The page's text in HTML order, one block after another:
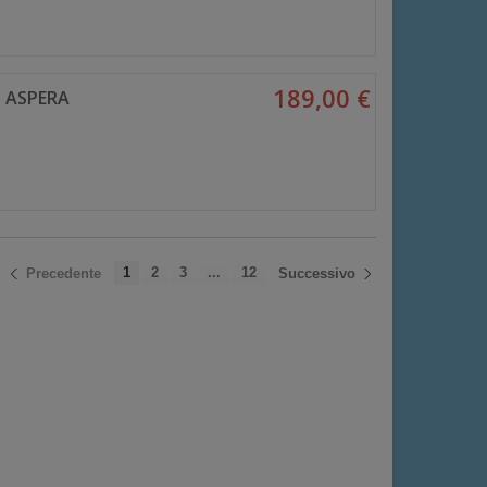
189,00 €
Precedente 1 2 3 ... 12 Successivo